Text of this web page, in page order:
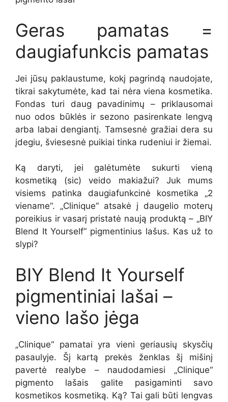
Geras pamatas =
daugiafunkcis pamatas
Jei jūsų paklaustume, kokį pagrindą naudojate,
tikrai sakytumėte, kad tai nėra viena kosmetika.
Fondas turi daug pavadinimų – priklausomai
nuo odos būklės ir sezono pasirenkate lengvą
arba labai dengiantį. Tamsesnė gražiai dera su
įdegiu, šviesesnė puikiai tinka rudeniui ir žiemai.
Ką daryti, jei galėtumėte sukurti vieną
kosmetiką (sic) veido makiažui? Juk mums
visiems patinka daugiafunkcinė kosmetika „2
viename“. „Clinique“ atsakė į daugelio moterų
poreikius ir vasarį pristatė naują produktą – „BIY
Blend It Yourself“ pigmentinius lašus. Kas už to
slypi?
BIY Blend It Yourself
pigmentiniai lašai –
vieno lašo jėga
„Clinique“ pamatai yra vieni geriausių skysčių
pasaulyje. Šį kartą prekės ženklas šį mišinį
pavertė realybe – naudodamiesi „Clinique“
pigmento lašais galite pasigaminti savo
kosmetikos kosmetiką. Ką? Tai gali būti lengvas